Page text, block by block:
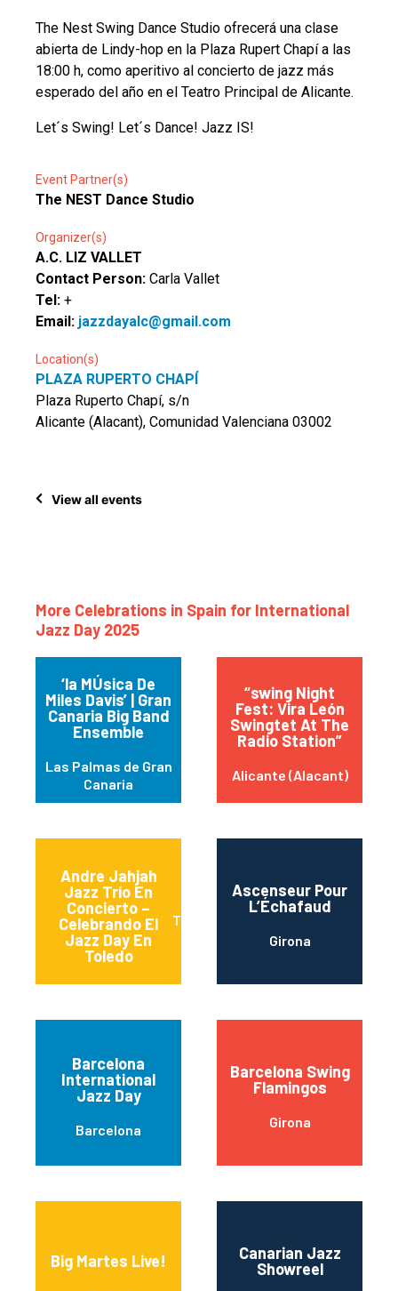
The Nest Swing Dance Studio ofrecerá una clase
abierta de Lindy-hop en la Plaza Rupert Chapí a las
18:00 h, como aperitivo al concierto de jazz más
esperado del año en el Teatro Principal de Alicante.
Let´s Swing! Let´s Dance! Jazz IS!
Event Partner(s)
The NEST Dance Studio
Organizer(s)
A.C. LIZ VALLET
Contact Person: Carla Vallet
Tel: +
Email: jazzdayalc@gmail.com
Location(s)
PLAZA RUPERTO CHAPÍ
Plaza Ruperto Chapí, s/n
Alicante (Alacant), Comunidad Valenciana 03002
View all events
More Celebrations in Spain for International
Jazz Day 2025
‘la MÚsica De
Miles Davis’ | Gran
Canaria Big Band
Ensemble
Las Palmas de Gran
Canaria
“swing Night
Fest: Vira León
Swingtet At The
Radio Station”
Alicante (Alacant)
Andre Jahjah
Jazz Trío En
Concierto –
Celebrando El
Jazz Day En
Toledo
Toledo
Ascenseur Pour
L’Échafaud
Girona
Barcelona
International
Jazz Day
Barcelona
Barcelona Swing
Flamingos
Girona
Big Martes Live!
Canarian Jazz
Showreel